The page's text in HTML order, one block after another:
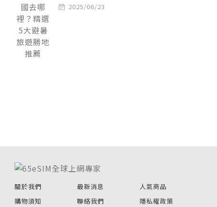
2025/06/23
關於我們 最新消息
人氣商品
購物須知
聯絡我們 隱私權政策